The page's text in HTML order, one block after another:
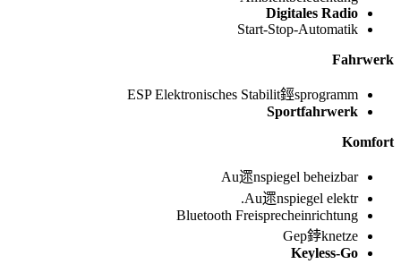
Digitales Radio
Start-Stop-Automatik
Fahrwerk
ESP Elektronisches Stabilit鋞sprogramm
Sportfahrwerk
Komfort
Au遝nspiegel beheizbar
Au遝nspiegel elektr.
Bluetooth Freisprecheinrichtung
Gep鋍knetze
Keyless-Go